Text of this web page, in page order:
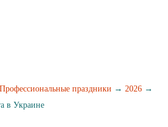
Профессиональные праздники → 2026 →
в Украине